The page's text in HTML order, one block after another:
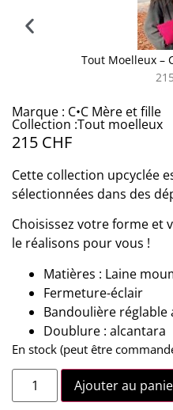
Tout Moelleux –
215
Marque : C•C Mère et fille
Collection :Tout moelleux
215 CHF
Cette collection upcyclée
sélectionnées dans des
Choisissez votre forme et
le réalisons pour vous !
Matières : Laine
Fermeture-éclair
Bandoulière
Doublure : alcantara
En stock (peut être
Ajouter au